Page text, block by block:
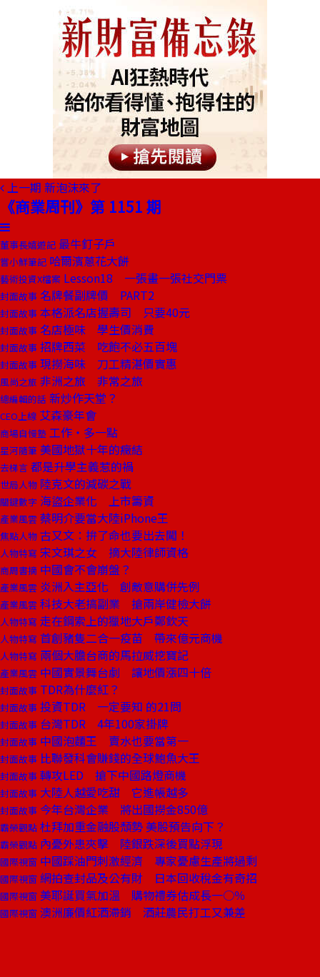
上一期 新泡沫來了
《商業周刊》第 1151 期
董事長嬉遊記 最牛釘子戶
嘗小鮮筆記 哈爾濱蔥花大餅
藝術投資X檔案 Lesson18 一張畫一張社交門票
封面故事 名牌餐副牌價 PART2
封面故事 本格派名店握壽司 只要40元
封面故事 名店極味 學生價消費
封面故事 招牌西菜 吃飽不必五百塊
封面故事 現撈海味 刀工精湛價實惠
風尚之旅 非洲之旅 非常之旅
總編輯的話 新炒作天堂？
CEO上線 艾森豪年會
商場自慢塾 工作‧多一點
星河隨筆 美國地獄十年的癥結
去梯言 都是升學主義惹的禍
世局人物 陸克文的減碳之戰
關鍵數字 海盜企業化 上市籌資
產業風雲 蔡明介要當大陸iPhone王
焦點人物 古又文：拚了命也要出去闖！
人物特寫 宋文琪之女 摘大陸律師資格
商周書摘 中國會不會崩盤？
產業風雲 炎洲入主亞化 創敵意購併先例
產業風雲 科技大老搞副業 搶兩岸健檢大餅
人物特寫 走在鋼索上的獵地大戶鄭欽天
人物特寫 首創豬隻二合一疫苗 帶來億元商機
人物特寫 兩個大膽台商的馬拉威挖寶記
產業風雲 中國實景舞台劇 讓地價漲四十倍
封面故事 TDR為什麼紅？
封面故事 投資TDR 一定要知 的21問
封面故事 台灣TDR 4年100家掛牌
封面故事 中國泡麵王 賣水也要當第一
封面故事 比聯發科會賺錢的全球鮑魚大王
封面故事 轉攻LED 搶下中國路燈商機
封面故事 大陸人越愛吃甜 它進帳越多
封面故事 今年台灣企業 將出國撈金850億
霸榮觀點 杜拜加重金融股頹勢 美股預告向下？
霸榮觀點 內憂外患夾擊 陸銀跌深後買點浮現
國際視窗 中國踩油門刺激經濟 專家憂慮生產將過剩
國際視窗 網拍查封品及公有財 日本回收稅金有奇招
國際視窗 美耶誕買氣加溫 購物禮券估成長一○％
國際視窗 澳洲廉價紅酒滯銷 酒莊農民打工又兼差